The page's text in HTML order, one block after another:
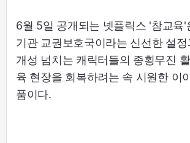
6월 5일 공개되는 넷플릭스 '참교육'
기관 교권보호국이라는 신선한 설
개성 넘치는 캐릭터들의 종횡무진
육 현장을 회복하려는 속 시원한 이
품이다.